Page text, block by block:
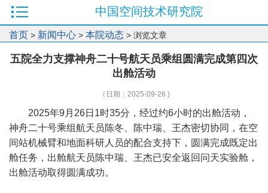
中国空间技术研究院
首页 > 新闻中心 > 本院动态 > 浏览文章
五院全力支撑神舟二十号航天员乘组圆满完成第四次
出舱活动
（日期：2025-09-26 )
2025年9月26日1时35分，经过约6小时的出舱活动，
神舟二十号乘组航天员陈冬、陈中瑞、王杰密切协同，在空
间站机械臂和地面科研人员的配合支持下，圆满完成既定出
舱任务，出舱航天员陈中瑞、王杰已安全返回问天实验舱，
出舱活动取得圆满成功。